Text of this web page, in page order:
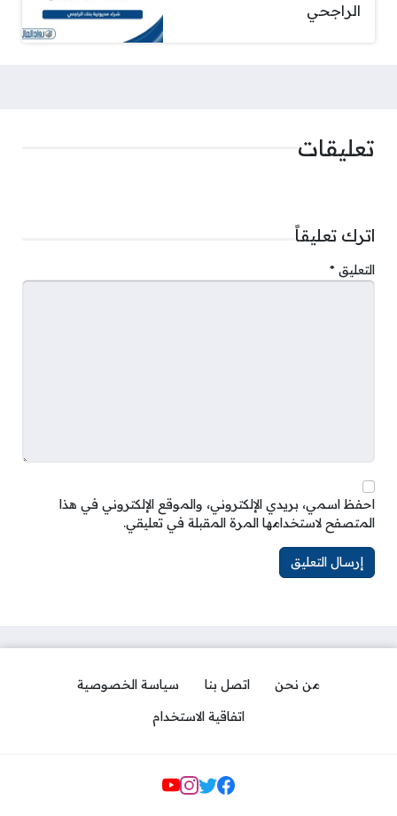
الراجحي
تعليقات
اترك تعليقاً
التعليق *
احفظ اسمي، بريدي الإلكتروني، والموقع الإلكتروني في هذا
المتصفح لاستخدامها المرة المقبلة في تعليقي.
من نحن اتصل بنا
سياسة الخصوصية
اتفاقية الاستخدام
مواقع التواصل